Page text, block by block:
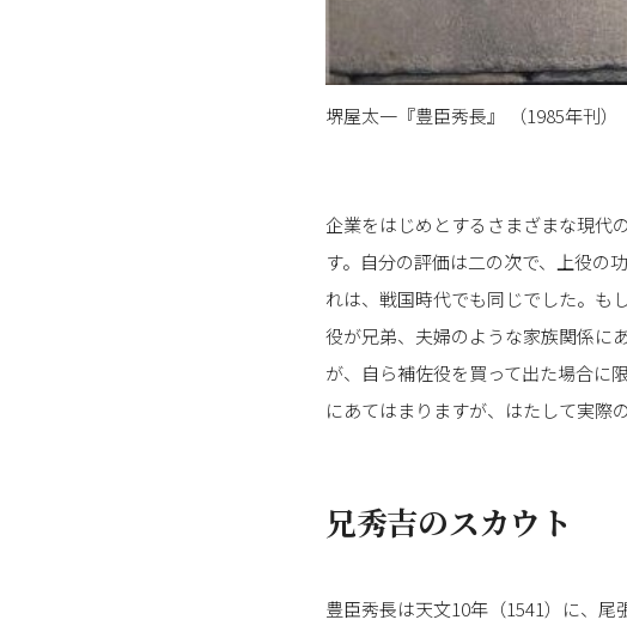
堺屋太一『豊臣秀長』 （1985年刊）
企業をはじめとするさまざまな現代
す。自分の評価は二の次で、上役の
れは、戦国時代でも同じでした。も
役が兄弟、夫婦のような家族関係に
が、自ら補佐役を買って出た場合に
にあてはまりますが、はたして実際
兄秀吉のスカウト
豊臣秀長は天文10年（1541）に、